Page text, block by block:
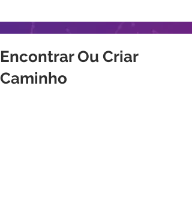
Encontrar Ou Criar
Caminho